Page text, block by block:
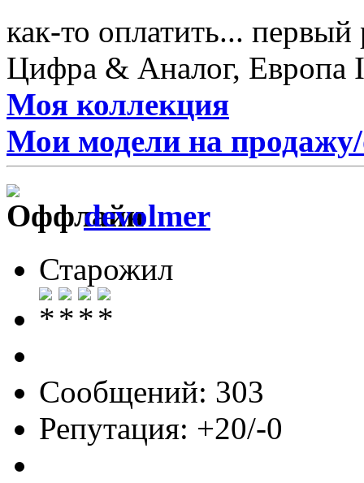
как-то оплатить...
Цифра & Аналог,
Моя коллекция
Мои модели на
devolmer
Старожил
Сообщений: 303
Репутация: +20/-0